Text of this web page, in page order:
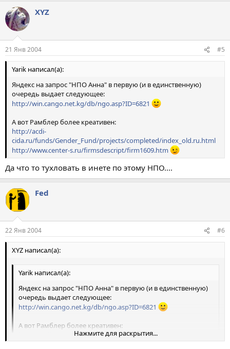
XYZ
21 Янв 2004 #5
Yarik написал(а):
Яндекс на запрос "НПО Анна" в первую (и в единственную)
очередь выдает следующее:
http://win.cango.net.kg/db/ngo.asp?ID=6821
А вот Рамблер более креативен:
http://acdi-
cida.ru/funds/Gender_Fund/projects/completed/index_old.ru.html
http://www.center-s.ru/firmsdescript/firm1609.htm
Да что то тухловать в инете по этому НПО....
Fed
22 Янв 2004 #6
XYZ написал(а):
Yarik написал(а):
Яндекс на запрос "НПО Анна" в первую (и в единственную)
очередь выдает следующее:
http://win.cango.net.kg/db/ngo.asp?ID=6821
А вот Рамблер более креативен:
cida.ru/funds/Gender_Fund/projects/completed/index_old.ru.h
Нажмите для раскрытия...